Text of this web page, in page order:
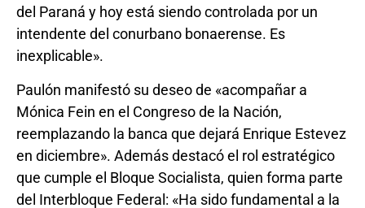
del Paraná y hoy está siendo controlada por un
intendente del conurbano bonaerense. Es
inexplicable».
Paulón manifestó su deseo de «acompañar a
Mónica Fein en el Congreso de la Nación,
reemplazando la banca que dejará Enrique Estevez
en diciembre». Además destacó el rol estratégico
que cumple el Bloque Socialista, quien forma parte
del Interbloque Federal: «Ha sido fundamental a la